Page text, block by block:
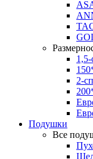
2-
Подушки
Все